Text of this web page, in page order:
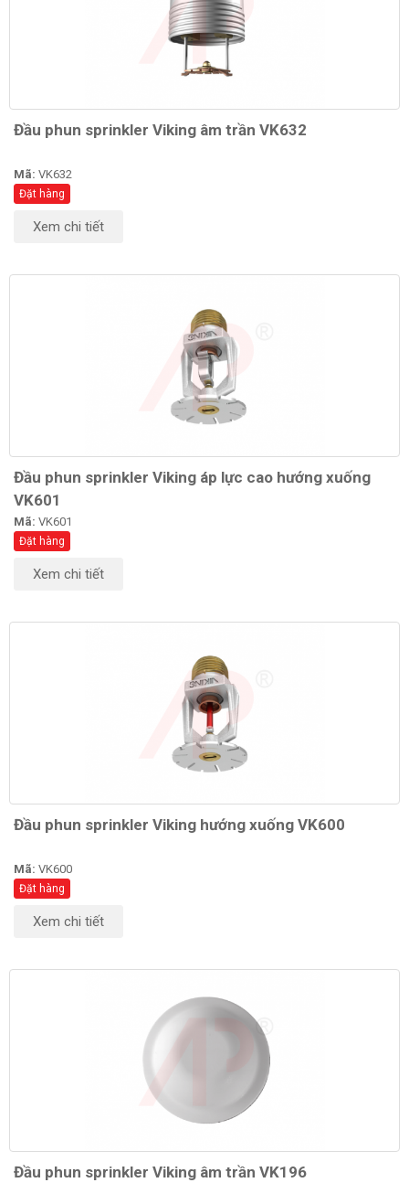
Đầu phun sprinkler Viking âm trần VK632
Mã: VK632
Đặt hàng
Xem chi tiết
Đầu phun sprinkler Viking áp lực cao hướng xuống
VK601
Mã: VK601
Đặt hàng
Xem chi tiết
Đầu phun sprinkler Viking hướng xuống VK600
Mã: VK600
Đặt hàng
Xem chi tiết
Đầu phun sprinkler Viking âm trần VK196